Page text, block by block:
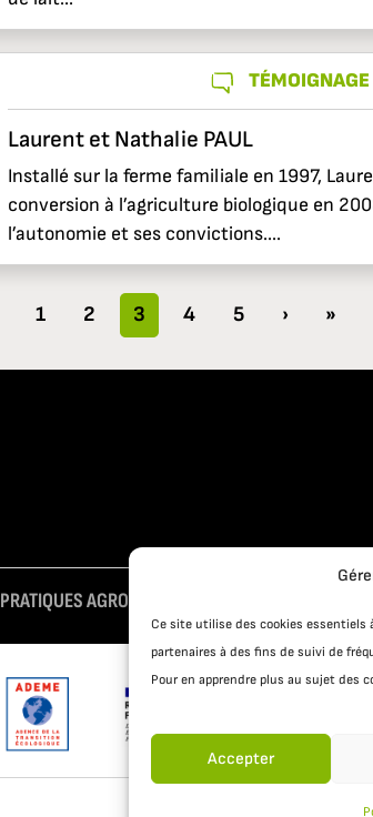
Ce site utilise des cookies
partenaires à des fins de suivi de
Pour en apprendre plus au sujet des
Accepter
TÉMOIGNAGE
Laurent et Nathalie PAUL
Installé sur la ferme familiale en 1997,
conversion à l’agriculture biologique en
l’autonomie et ses convictions....
1 2 3 4 5 › »
PRATIQUES AGROÉCOLOGIQUES